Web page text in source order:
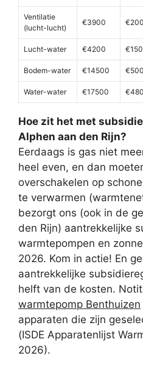
Ventilatie
(lucht-lucht)
€3900
Lucht-water €4200
Bodem-water €14500
Water-water €17500
Hoe zit het met
Alphen aan den Rijn?
Eerdaags is gas niet
heel even, en dan
overschakelen op
te verwarmen
bezorgt ons (ook in de
den Rijn) aantrekkelijke
warmtepompen en
2026. Kom in actie! En
aantrekkelijke
helft van de kosten.
warmtepomp Benthuizen
apparaten die zijn
(ISDE Apparatenlijst
2026).